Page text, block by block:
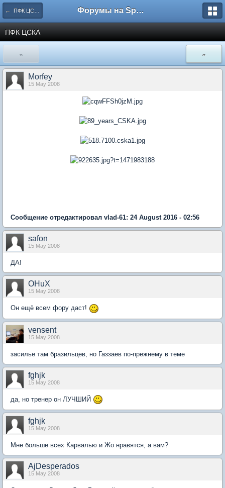
← ПФК ЦСКА Москва Форумы на Sportbox.ru
ПФК ЦСКА
« »
Morfey
15 May 2008
Сообщение отредактировал vlad-61: 24 August 2016 - 02:56
safon
15 May 2008
ДА!
OHuX
15 May 2008
Он ещё всем фору даст!
vensent
15 May 2008
засилье там бразильцев, но Газзаев по-прежнему в теме
fghjk
15 May 2008
да, но тренер он ЛУЧШИЙ
fghjk
15 May 2008
Мне больше всех Карвалью и Жо нравятся, а вам?
AjDesperados
15 May 2008